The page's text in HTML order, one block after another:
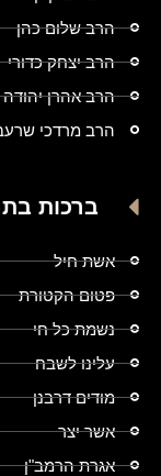
הרב שלום כהן
הרב יצחק כדורי
הרב אהרן יהודה
הרב מרדכי
ברכות
אשת חיל
פטום הקטורת
נשמת כל חי
עלינו לשבח
מודים דרבנן
אשר יצר
אגרת הרמב"ן